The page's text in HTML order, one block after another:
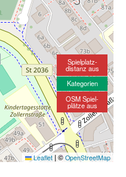
Leaflet |© OpenStreetMap
Spielplatz-
distanz aus
Kategorien
OSM Spiel-
plätze aus